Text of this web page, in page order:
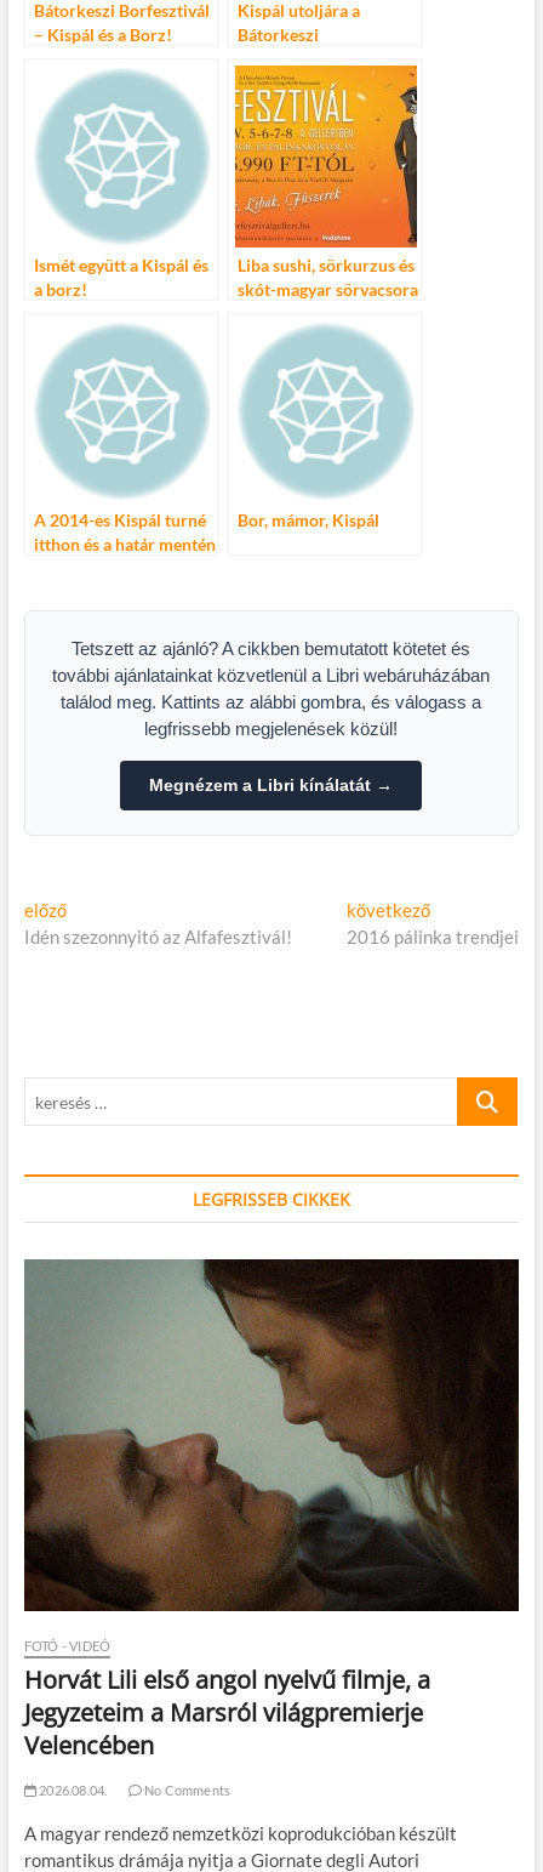
Bátorkeszi Borfesztivál
– Kispál és a Borz!
Kispál utoljára a
Bátorkeszi
Ismét együtt a Kispál és
a borz!
Liba sushi, sörkurzus és
skót-magyar sörvacsora
Borfesztiválon
A 2014-es Kispál turné
itthon és a határ mentén
Bor, mámor, Kispál
Tetszett az ajánló? A cikkben bemutatott kötetet és
további ajánlatainkat közvetlenül a Libri webáruházában
találod meg. Kattints az alábbi gombra, és válogass a
legfrissebb megjelenések közül!
Megnézem a Libri kínálatát →
Bejegyzés
navigáció
előzőElőző
cikk:
Idén szezonnyitó az Alfafesztivál!
következőKövetkező
cikk:
2016 pálinka trendjei
keresés
LEGFRISSEB CIKKEK
FOTÓ - VIDEÓ
Horvát Lili első angol nyelvű filmje, a
Jegyzeteim a Marsról világpremierje
Velencében
2026.08.04. No Comments
A magyar rendező nemzetközi koprodukcióban készült
romantikus drámája nyitja a Giornate degli Autori